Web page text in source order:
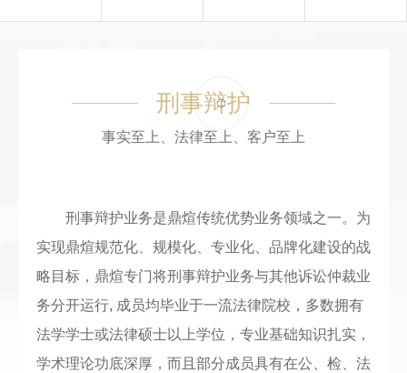
刑事辩护
事实至上、法律至上、客户至上
刑事辩护业务是鼎煊传统优势业务领域之一。为
实现鼎煊规范化、规模化、专业化、品牌化建设的战
略目标，鼎煊专门将刑事辩护业务与其他诉讼仲裁业
务分开运行, 成员均毕业于一流法律院校，多数拥有
法学学士或法律硕士以上学位，专业基础知识扎实，
学术理论功底深厚，而且部分成员具有在公、检、法